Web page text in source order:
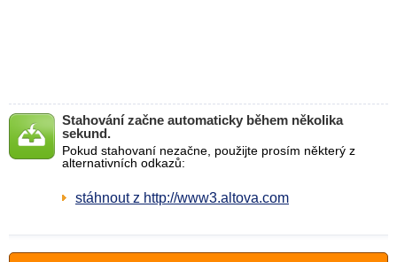
Stahování začne automaticky během několika
sekund.
Pokud stahovaní nezačne, použijte prosím některý z
alternativních odkazů:
stáhnout z http://www3.altova.com